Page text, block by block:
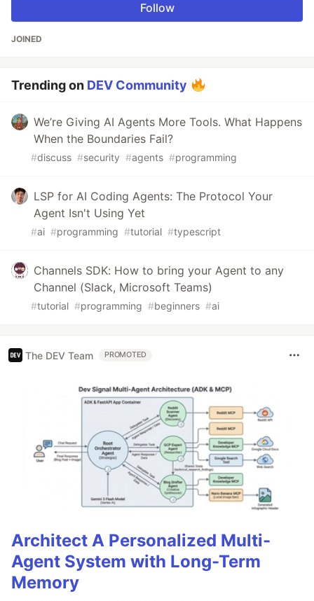
Follow
JOINED
Trending on DEV Community
We’re Giving AI Agents More Tools. What Happens
When the Boundaries Fail?
#discuss #security #agents #programming
LSP for AI Coding Agents: The Protocol Your
Agent Isn't Using Yet
#ai #programming #tutorial #typescript
Channels SDK: How to bring your Agent to any
Channel (Slack, Microsoft Teams)
#tutorial #programming #beginners #ai
The DEV Team PROMOTED
Architect A Personalized Multi-
Agent System with Long-Term
Memory